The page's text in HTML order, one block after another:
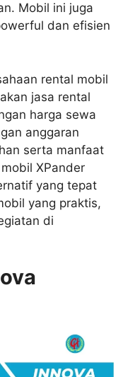
Mobil ini juga
dan efisien
rental mobil
jasa rental
harga sewa
anggaran
serta manfaat
XPander
yang tepat
yang praktis,
di